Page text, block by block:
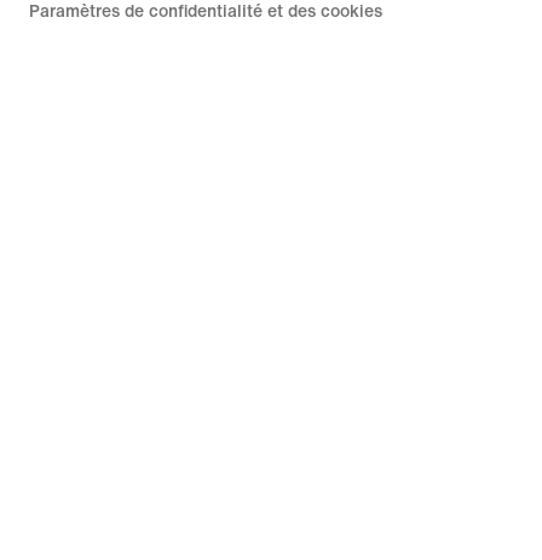
Paramètres de confidentialité et des cookies